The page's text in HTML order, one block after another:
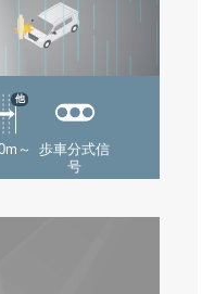
～
他
歩車分式信
号